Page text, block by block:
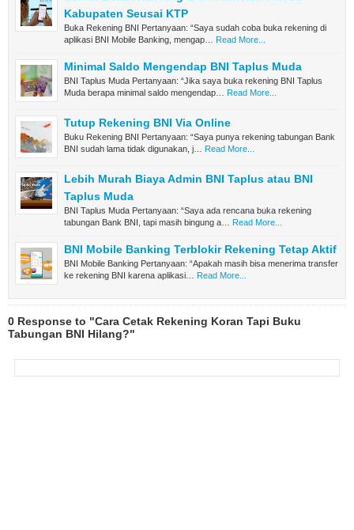
Kabupaten Seusai KTP
Buka Rekening BNI Pertanyaan: “Saya sudah coba buka rekening di
aplikasi BNI Mobile Banking, mengap…
Read More...
Minimal Saldo Mengendap BNI Taplus Muda
BNI Taplus Muda Pertanyaan: “Jika saya buka rekening BNI Taplus
Muda berapa minimal saldo mengendap…
Read More...
Tutup Rekening BNI Via Online
Buku Rekening BNI Pertanyaan: “Saya punya rekening tabungan Bank
BNI sudah lama tidak digunakan, j…
Read More...
Lebih Murah Biaya Admin BNI Taplus atau BNI
Taplus Muda
BNI Taplus Muda Pertanyaan: “Saya ada rencana buka rekening
tabungan Bank BNI, tapi masih bingung a…
Read More...
BNI Mobile Banking Terblokir Rekening Tetap Aktif
BNI Mobile Banking Pertanyaan: “Apakah masih bisa menerima transfer
ke rekening BNI karena aplikasi…
Read More...
0 Response to "Cara Cetak Rekening Koran Tapi Buku
Tabungan BNI Hilang?"